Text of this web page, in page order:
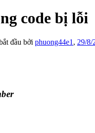
code bị lỗi
đầu bởi phuong44e1 , 29/8/